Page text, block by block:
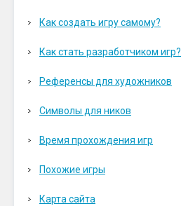
Как создать игру самому?
Как стать разработчиком игр?
Референсы для художников
Символы для ников
Время прохождения игр
Похожие игры
Карта сайта